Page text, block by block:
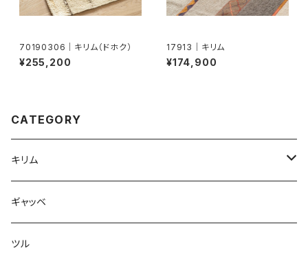
70190306｜キリム（ドホク）
¥255,200
17913｜キリム
¥174,900
CATEGORY
キリム
ドホク
ギャッベ
ツル